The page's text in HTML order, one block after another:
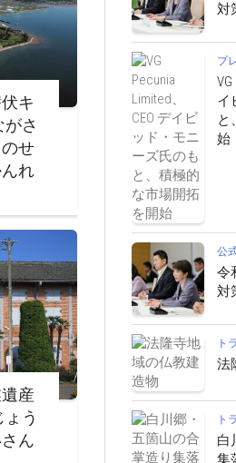
対
プ
イ
と
始
公
令
対
ト
法
ト
白
集
キ
さ
せ
れ
産
う
ん